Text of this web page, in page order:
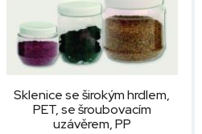
Sklenice se širokým hrdlem,
PET, se šroubovacím
uzávěrem, PP